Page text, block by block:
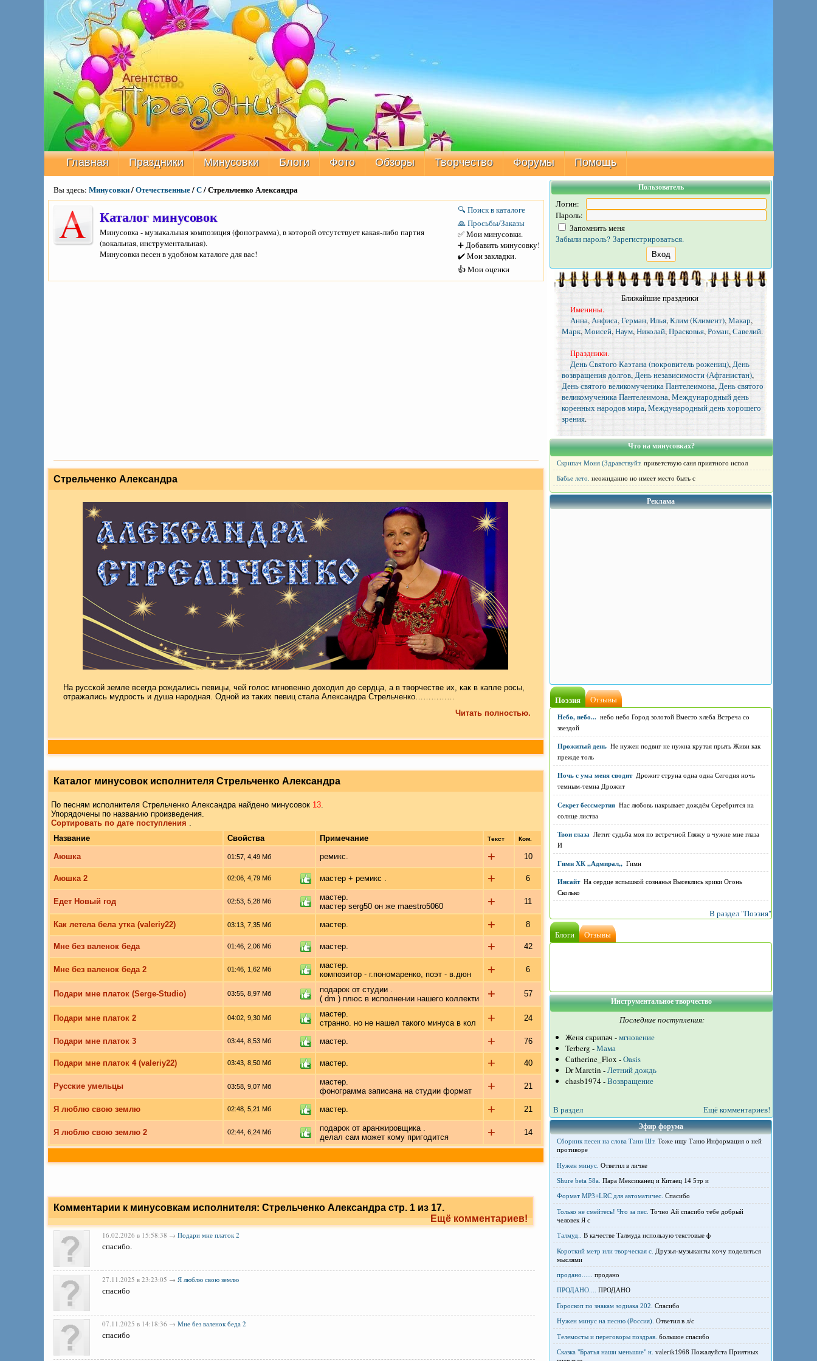
Главная Праздники Минусовки Блоги Фото Обзоры Творчество Форумы Помощь
Вы здесь: Минусовки/Отечественные/С/ Стрельченко Александра
Каталог минусовок
Минусовка - музыкальная композиция (фонограмма), в которой отсутствует какая-либо партия
(вокальная, инструментальная).
Минусовки песен в удобном каталоге для вас!
🔍 Поиск в каталоге
🙏 Просьбы/Заказы
✅ Мои минусовки.
➕ Добавить минусовку!
✔️ Мои закладки.
👍 Мои оценки
Стрельченко Александра
На русской земле всегда рождались певицы, чей голос мгновенно доходил до сердца, а в творчестве их, как в капле росы,
отражались мудрость и душа народная. Одной из таких певиц стала Александра Стрельченко……………
Читать полностью.
Каталог минусовок исполнителя Стрельченко Александра
По песням исполнителя Стрельченко Александра найдено минусовок 13.
Упорядочены по названию произведения.
Сортировать по дате поступления .
Название
Свойства Примечание Текст Ком.
Аюшка 01:57, 4,49 Мб ремикс. + 10
Аюшка 2 02:06, 4,79 Мб мастер + ремикс . + 6
Едет Новый год 02:53, 5,28 Мб
мастер.
мастер serg50 он же maestro5060
+ 11
Как летела бела утка (valeriy22) 03:13, 7,35 Мб мастер. + 8
Мне без валенок беда 01:46, 2,06 Мб мастер. + 42
Мне без валенок беда 2 01:46, 1,62 Мб
мастер.
композитор - г.пономаренко, поэт - в.дюн
+ 6
Подари мне платок (Serge-Studio) 03:55, 8,97 Мб
подарок от студии .
( dm ) плюс в исполнении нашего коллекти
+ 57
Подари мне платок 2 04:02, 9,30 Мб
мастер.
странно. но не нашел такого минуса в кол
+ 24
Подари мне платок 3 03:44, 8,53 Мб мастер. + 76
Подари мне платок 4 (valeriy22) 03:43, 8,50 Мб мастер. + 40
Русские умельцы 03:58, 9,07 Мб
мастер.
фонограмма записана на студии формат
+ 21
Я люблю свою землю 02:48, 5,21 Мб мастер. + 21
Я люблю свою землю 2 02:44, 6,24 Мб
подарок от аранжировщика .
делал сам может кому пригодится
+ 14
Комментарии к минусовкам исполнителя: Стрельченко Александра стр. 1 из 17.
Ещё комментариев!
16.02.2026 в 15:58:38 → Подари мне платок 2
спасибо.
27.11.2025 в 23:23:05 → Я люблю свою землю
спасибо
07.11.2025 в 14:18:36 → Мне без валенок беда 2
спасибо
Пользователь
Логин:
Пароль:
Запомнить меня
Забыли пароль? Зарегистрироваться.
Ближайшие праздники
Именины.
Анна,Анфиса,Герман,Илья,Клим (Климент),Макар,
Марк,Моисей,Наум,Николай,Прасковья,Роман,Савелий.
Праздники.
День Святого Каэтана (покровитель рожениц),День
возвращения долгов,День независимости (Афганистан),
День святого великомученика Пантелеимона,День святого
великомученика Пантелеимона,Международный день
коренных народов мира,Международный день хорошего
зрения.
Что на минусовках?
Скрипач Моня (Здравствуйт. приветствую саня приятного испол
Бабье лето. неожиданно но имеет место быть с
Реклама
Поэзия Отзывы
Небо, небо... небо небо Город золотой Вместо хлеба Встреча со
звездой
Прожитый день Не нужен подвиг не нужна крутая прыть Живи как
прежде толь
Ночь с ума меня сводит Дрожит струна одна одна Сегодня ночь
темным-темна Дрожит
Секрет бессмертия Нас любовь накрывает дождём Серебрится на
солнце листва
Твои глаза Летит судьба моя по встречной Гляжу в чужие мне глаза
И
Гимн ХК ,,Адмирал,, Гимн
Инсайт На сердце вспышкой сознанья Высеклись крики Огонь
Сколько
В раздел "Поэзия"
Блоги
Отзывы
Инструментальное творчество
Последние поступления:
Женя скрипач -мгновение
Terberg -Мама
Catherine_Flox -Oasis
Dr Marctin -Летний дождь
chasb1974 -Возвращение
В раздел Ещё комментариев!
Эфир форума
Сборник песен на слова Тани Шт. Тоже ищу Таню Информация о ней
противоре
Нужен минус. Ответил в личке
Shure beta 58а. Пара Мексиканец и Китаец 14 5тр и
Формат MP3+LRC для автоматичес. Спасибо
Только не смейтесь! Что за пес. Точно Ай спасибо тебе добрый
человек Я с
Талмуд.. В качестве Талмуда использую текстовые ф
Короткий метр или творческая с. Друзья-музыканты хочу поделиться
мыслями
продано...... продано
ПРОДАНО.... ПРОДАНО
Гороскоп по знакам зодиака 202. Спасибо
Нужен минус на песню (Россия). Ответил в л/с
Телемосты и переговоры поздрав. большое спасибо
Сказка "Братья наши меньшие" н. valerik1968 Пожалуйста Приятных